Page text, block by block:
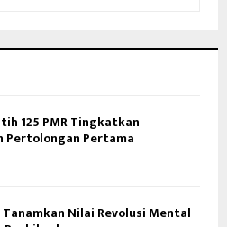
H
125 PMR Tingkatkan
Pertolongan Pertama
Nilai Revolusi Mental